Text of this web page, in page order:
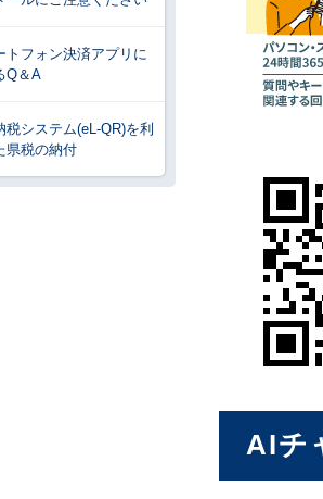
AIチ
トフォン決済アプリに
Q＆A
税システム(eL-QR)を利
県税の納付